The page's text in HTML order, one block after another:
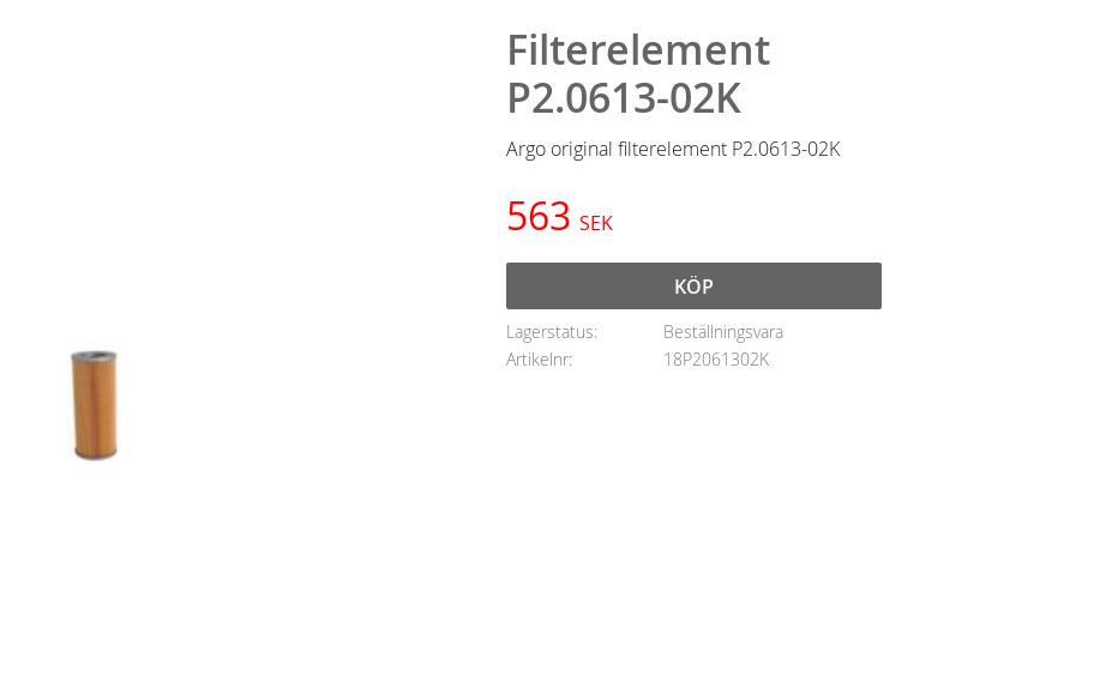
Filterelement
P2.0613-02K
Argo original filterelement P2.0613-02K
563 SEK
KÖP
Lagerstatus
Beställningsvara
Artikelnr
18P2061302K